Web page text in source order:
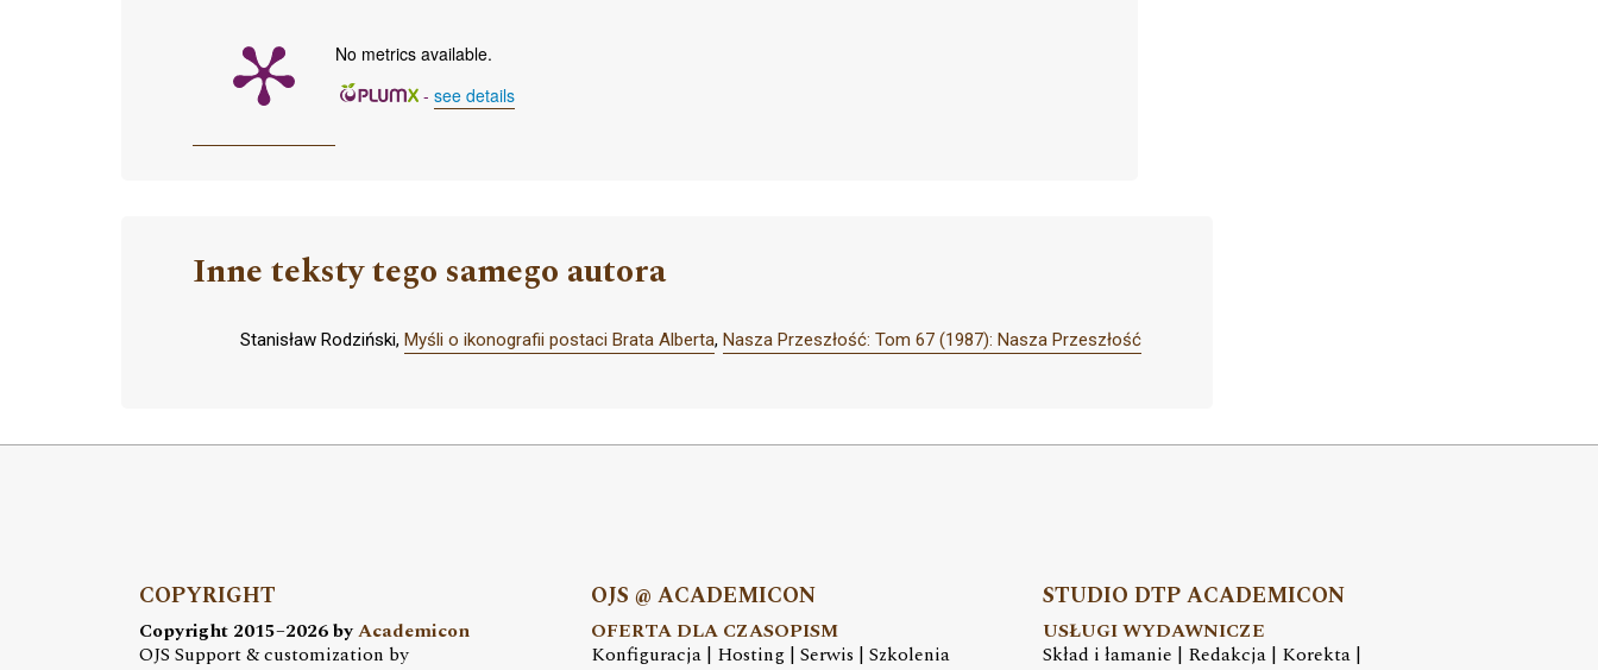
No metrics available.
- see details
Inne teksty tego samego autora
Stanisław Rodziński, Myśli o ikonografii postaci Brata Alberta, Nasza Przeszłość: Tom 67 (1987): Nasza Przeszłość
COPYRIGHT
Copyright 2015–2026 byAcademicon
OJS Support & customization by
OJS @ ACADEMICON
OFERTA DLA CZASOPISM
Konfiguracja | Hosting | Serwis | Szkolenia
STUDIO DTP ACADEMICON
USŁUGI WYDAWNICZE
Skład i łamanie | Redakcja | Korekta |